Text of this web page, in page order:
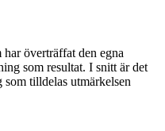
överträffat den egna
som resultat. I snitt är det
som tilldelas utmärkelsen